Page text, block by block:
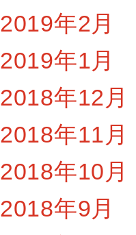
2019年2月
2019年1月
2018年12月
2018年11月
2018年10月
2018年9月